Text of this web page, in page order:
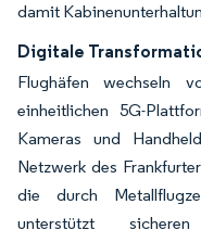
damit
Digitale
Flughäfen wechseln
einheitlichen 5G-
Kameras und
Netzwerk des
die durch
unterstützt